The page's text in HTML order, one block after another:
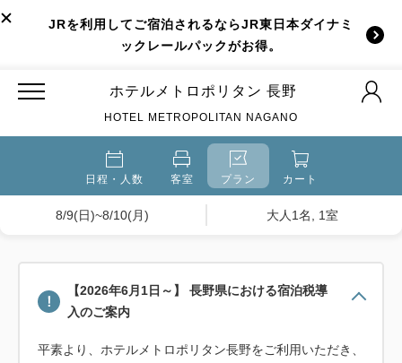
JRを利用してご宿泊されるならJR東日本ダイナミ
ックレールパックがお得。
ホテルメトロポリタン 長野
HOTEL METROPOLITAN NAGANO
日程・人数 客室 プラン カート
8/9(日)~8/10(月) 大人1名, 1室
【2026年6月1日～】 長野県における宿泊税導
入のご案内
平素より、ホテルメトロポリタン長野をご利用いただき、